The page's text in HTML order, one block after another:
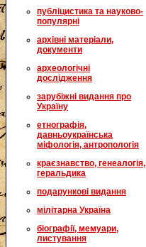
публіцистика та науково-
популярні
архівні матеріали,
документи
археологічні
дослідження
зарубіжні видання про
Україну
етнографія,
давньоукраїнська
міфологія, антропологія
краєзнавство, генеалогія,
геральдика
подарункові видання
мілітарна Україна
біографії, мемуари,
листування